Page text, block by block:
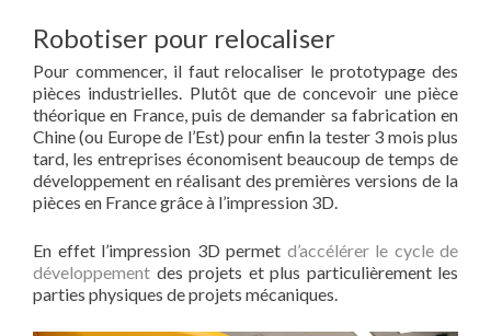
Robotiser pour relocaliser
Pour commencer, il faut relocaliser le prototypage des
pièces industrielles. Plutôt que de concevoir une pièce
théorique en France, puis de demander sa fabrication en
Chine (ou Europe de l’Est) pour enfin la tester 3 mois plus
tard, les entreprises économisent beaucoup de temps de
développement en réalisant des premières versions de la
pièces en France grâce à l’impression 3D.
En effet l’impression 3D permet d’accélérer le cycle de
développement des projets et plus particulièrement les
parties physiques de projets mécaniques.